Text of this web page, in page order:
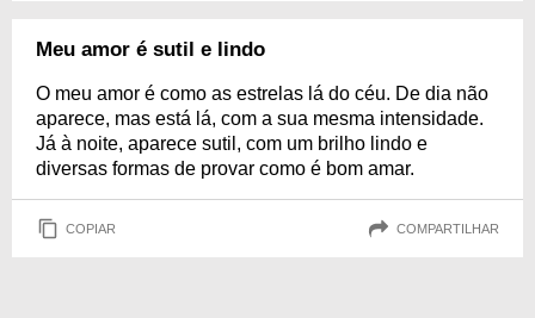
Meu amor é sutil e lindo
O meu amor é como as estrelas lá do céu. De dia não
aparece, mas está lá, com a sua mesma intensidade.
Já à noite, aparece sutil, com um brilho lindo e
diversas formas de provar como é bom amar.
COPIAR COMPARTILHAR